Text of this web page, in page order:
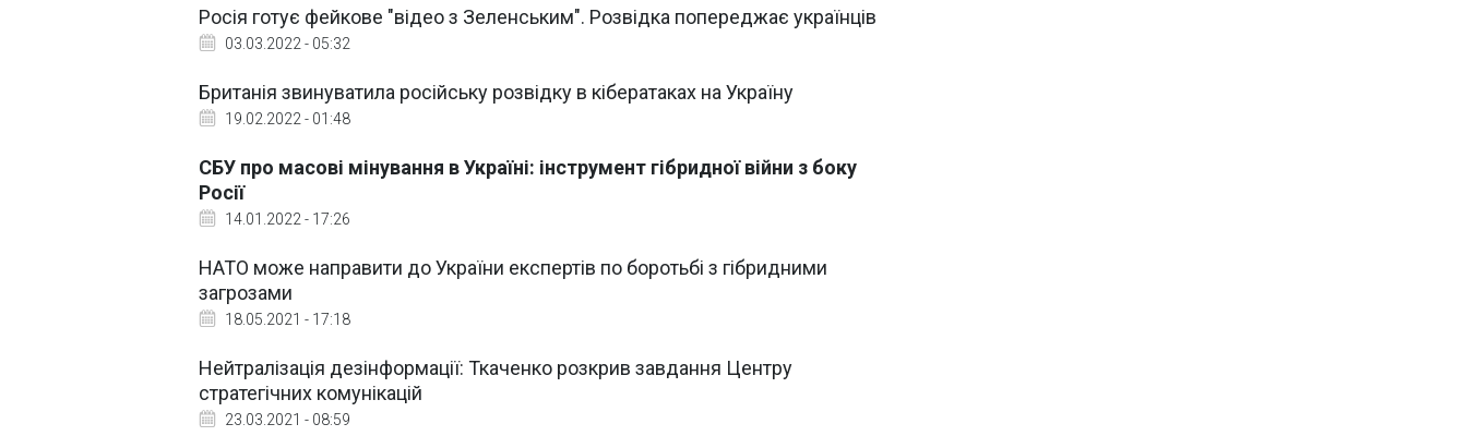
Росія готує фейкове "відео з Зеленським". Розвідка попереджає українців
03.03.2022 - 05:32
Британія звинуватила російську розвідку в кібератаках на Україну
19.02.2022 - 01:48
СБУ про масові мінування в Україні: інструмент гібридної війни з боку
Росії
14.01.2022 - 17:26
НАТО може направити до України експертів по боротьбі з гібридними
загрозами
18.05.2021 - 17:18
Нейтралізація дезінформації: Ткаченко розкрив завдання Центру
стратегічних комунікацій
23.03.2021 - 08:59